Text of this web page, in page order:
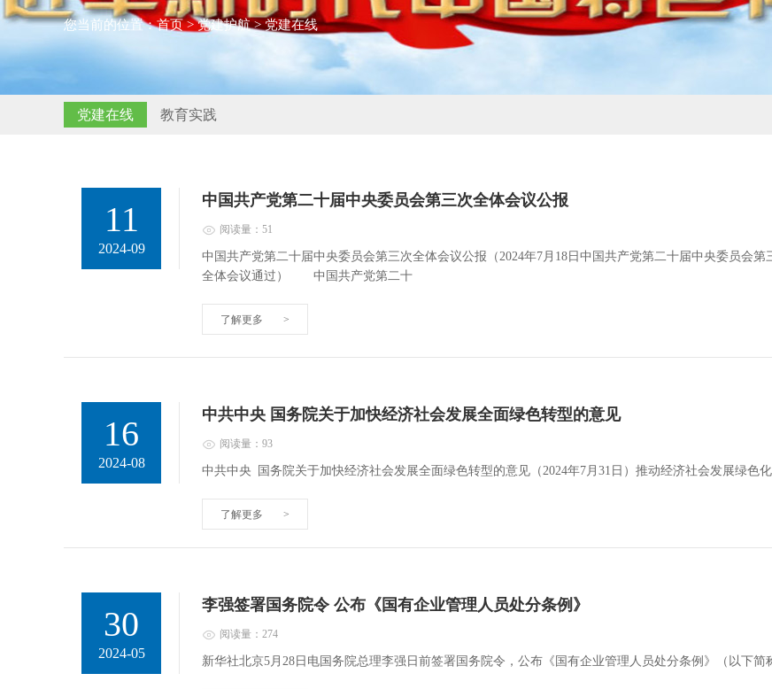
您当前的位置：首页>党建护航>党建在线
党建在线 教育实践
11
2024-09
中国共产党第二十届中央委员会第三次全体会议公报
阅读量：51
中国共产党第二十届中央委员会第三次全体会议公报（2024年7月18日中国共产党第二十届中央委员会第
全体会议通过） 中国共产党第二十
了解更多 >
16
2024-08
中共中央 国务院关于加快经济社会发展全面绿色转型的意见
阅读量：93
中共中央 国务院关于加快经济社会发展全面绿色转型的意见（2024年7月31日）推动经济社会发展绿色
了解更多 >
30
2024-05
李强签署国务院令 公布《国有企业管理人员处分条例》
阅读量：274
新华社北京5月28日电国务院总理李强日前签署国务院令，公布《国有企业管理人员处分条例》（以下简